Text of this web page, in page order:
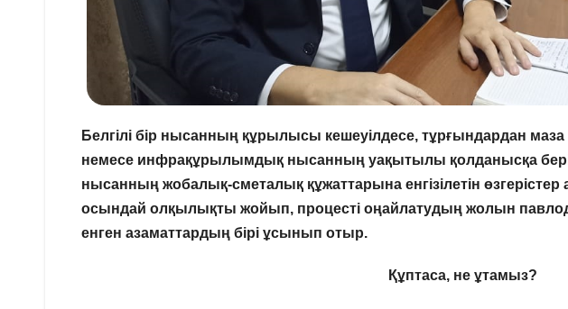
Белгілі бір нысанның құрылысы кешеуілдесе, тұрғындардан маза
немесе инфрақұрылымдық нысанның уақытылы қолданысқа беріліп,
нысанның жобалық-сметалық құжаттарына енгізілетін өзгерістер
осындай олқылықты жойып, процесті оңайлатудың жолын
енген азаматтардың бірі ұсынып отыр.
Құптаса, не ұтамыз?